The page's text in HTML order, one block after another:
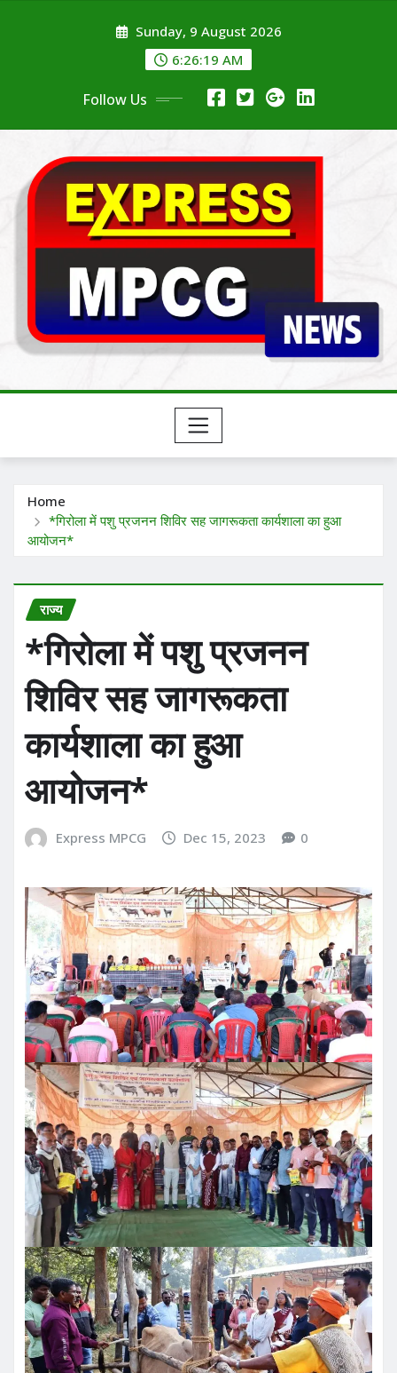
Sunday, 9 August 2026
6:26:20 AM
Follow Us
Home
*गिरोला में पशु प्रजनन शिविर सह जागरूकता कार्यशाला का हुआ
आयोजन*
राज्य
*गिरोला में पशु प्रजनन
शिविर सह जागरूकता
कार्यशाला का हुआ
आयोजन*
Express MPCG Dec 15, 2023 0